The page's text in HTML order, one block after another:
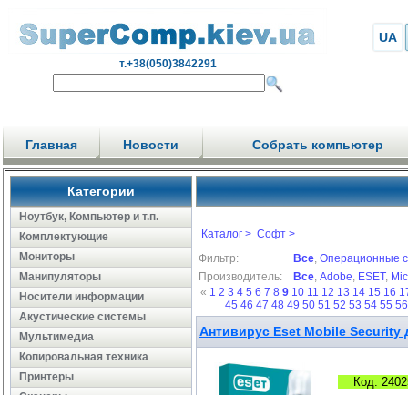
т.+38(050)3842291
UA
Главная Новости Собрать компьютер
Категории
Ноутбук, Компьютер и т.п.
Комплектующие
Мониторы
Манипуляторы
Носители информации
Акустические системы
Мультимедиа
Копировальная техника
Принтеры
Каталог > Софт >
Фильтр:
Все, Операционные
Производитель:
Все, Adobe, ESET,
« 1 2 3 4 5 6 7 8 9 10 11 12 13 14 15 16
45 46 47 48 49 50 51 52 53 54 55
Антивирус Eset Mobile Security
Код: